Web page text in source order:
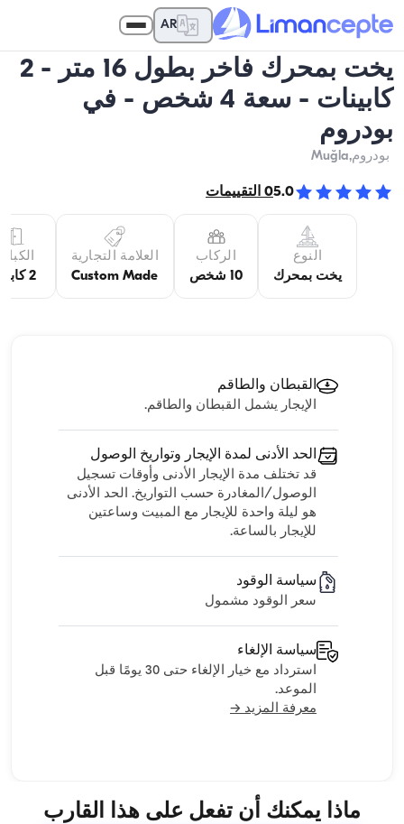
AR
يخت بمحرك فاخر بطول 16 متر - 2
كابينات - سعة 4 شخص - في
بودروم
بودروم,Muğla
5.0
0 التقييمات
النوع
يخت بمحرك
الركاب
10 شخص
العلامة التجارية
Custom Made
2 كابينة
القبطان والطاقم
الإيجار يشمل القبطان والطاقم.
الحد الأدنى لمدة الإيجار وتواريخ الوصول
قد تختلف مدة الإيجار الأدنى وأوقات تسجيل
الوصول/المغادرة حسب التواريخ. الحد الأدنى
هو ليلة واحدة للإيجار مع المبيت وساعتين
للإيجار بالساعة.
سياسة الوقود
سعر الوقود مشمول
سياسة الإلغاء
استرداد مع خيار الإلغاء حتى 30 يومًا قبل
الموعد.
معرفة المزيد →
ماذا يمكنك أن تفعل على هذا القارب